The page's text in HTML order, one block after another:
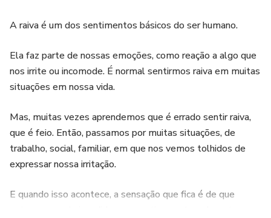
A raiva é um dos sentimentos básicos do ser humano.
Ela faz parte de nossas emoções, como reação a algo que
nos irrite ou incomode. É normal sentirmos raiva em muitas
situações em nossa vida.
Mas, muitas vezes aprendemos que é errado sentir raiva,
que é feio. Então, passamos por muitas situações, de
trabalho, social, familiar, em que nos vemos tolhidos de
expressar nossa irritação.
E quando isso acontece, a sensação que fica é de que